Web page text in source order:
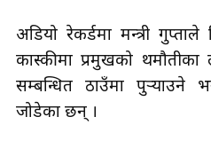
अडियो रेकर्डमा मन्त्री
कास्कीमा प्रमुखको
सम्बन्धित ठाउँमा पुर्‍याउने
जोडेका छन् ।